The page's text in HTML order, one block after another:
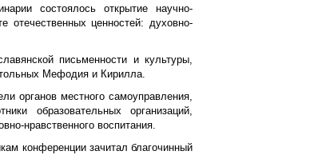
состоялось открытие научно-
отечественных ценностей: духовно-
письменности и культуры,
Мефодия и Кирилла.
органов местного самоуправления,
образовательных организаций,
нравственного воспитания.
конференции зачитал благочинный